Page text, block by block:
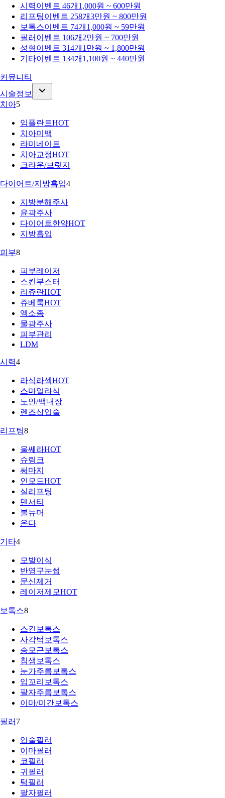
시력이벤트 46개 1,000원 ~ 600만원
리프팅이벤트 258개3만원 ~ 800만원
보톡스이벤트 74개 1,000원 ~ 59만원
필러 이벤트 106개 2만원 ~ 700만원
성형이벤트 314개 1만원 ~ 1,800만원
기타이벤트 134개 1,100원 ~ 440만원
커뮤니티
시술정보
치아5
임플란트HOT
치아미백
라미네이트
치아교정HOT
크라운/브릿지
다이어트/지방흡입4
지방분해주사
윤곽주사
다이어트한약HOT
지방흡입
피부8
피부레이저
스킨부스터
리쥬란HOT
쥬베룩HOT
엑소좀
물광주사
피부관리
LDM
시력4
라식라섹HOT
스마일라식
노안/백내장
렌즈삽입술
리프팅8
울쎄라HOT
슈링크
써마지
인모드HOT
실리프팅
덴서티
볼뉴머
온다
기타4
모발이식
반영구눈썹
문신제거
레이저제모HOT
보톡스8
스킨보톡스
사각턱보톡스
승모근보톡스
침샘보톡스
눈가주름보톡스
입꼬리보톡스
팔자주름보톡스
이마/미간보톡스
필러 7
입술필러
이마필러
코필러
귀필러
턱필러
팔자필러